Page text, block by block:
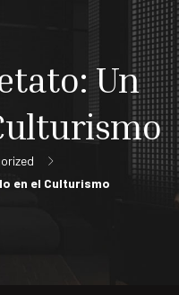
Un
en el Culturismo